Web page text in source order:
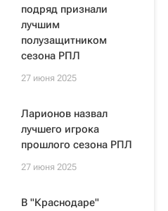
подряд признали
лучшим
полузащитником
сезона РПЛ
27 июня 2025
Ларионов назвал
лучшего игрока
прошлого сезона РПЛ
27 июня 2025
В "Краснодаре"